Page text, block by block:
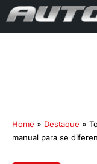
Home » Destaque »
manual para se